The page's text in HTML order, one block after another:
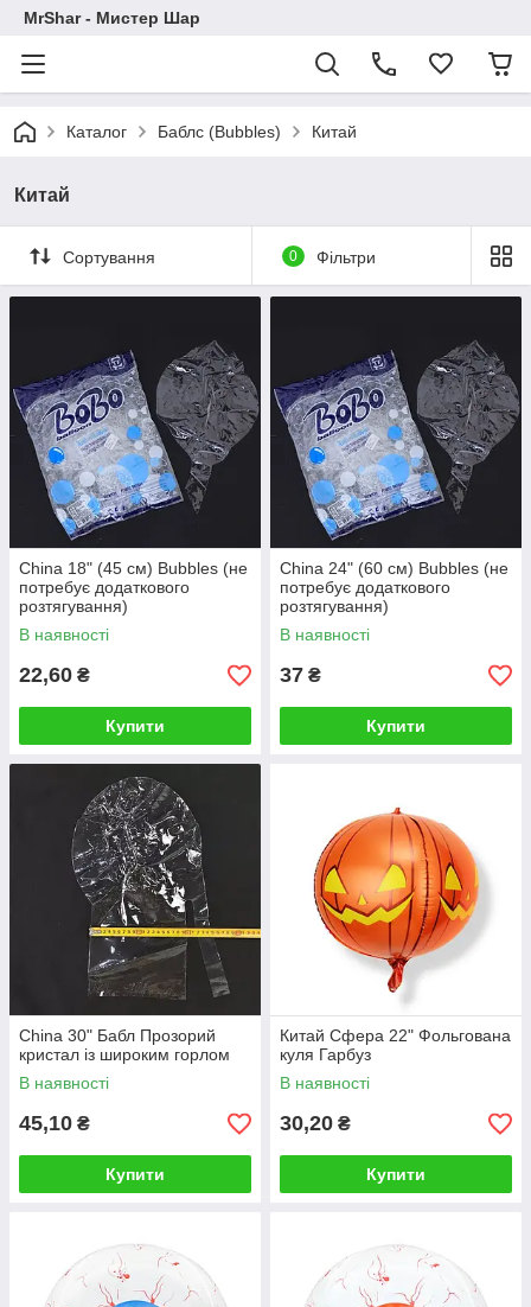
MrShar - Мистер Шар
Каталог Баблс (Bubbles) Китай
Китай
Сортування 0 Фільтри
China 18" (45 см) Bubbles (не
потребує додаткового
розтягування)
В наявності
22,60 ₴
Купити
China 24" (60 см) Bubbles (не
потребує додаткового
розтягування)
В наявності
37 ₴
Купити
China 30" Бабл Прозорий
кристал із широким горлом
В наявності
45,10 ₴
Купити
Китай Сфера 22" Фольгована
куля Гарбуз
В наявності
30,20 ₴
Купити